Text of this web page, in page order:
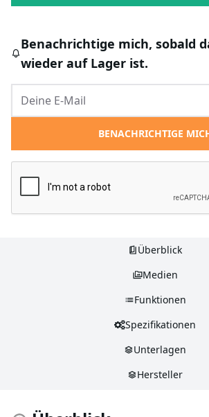
Benachrichtige mich, sobald
wieder auf Lager ist.
BENACHRICHTIGE
Überblick
Medien
Funktionen
Spezifikationen
Unterlagen
Hersteller